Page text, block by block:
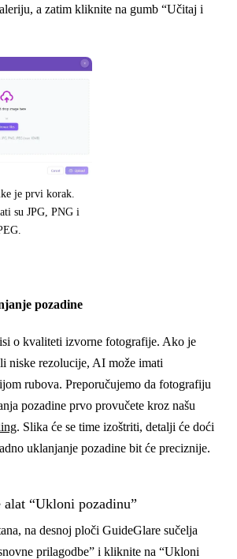
a zatim kliknite na gumb “Učitaj i
je prvi korak.
su JPG, PNG i
pozadine
o kvaliteti izvorne fotografije. Ako je
niske rezolucije, AI može imati
rubova. Preporučujemo da fotografiju
pozadine prvo provučete kroz našu
. Slika će se time izoštriti, detalji će doći
uklanjanje pozadine bit će preciznije.
“Ukloni pozadinu”
na desnoj ploči GuideGlare sučelja
prilagodbe” i kliknite na “Ukloni